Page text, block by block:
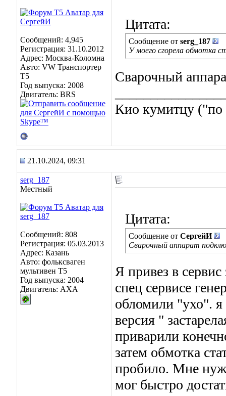
Сообщений: 4,945
Регистрация: 31.10.2012
Адрес: Москва-Коломна
Авто: VW Транспортер
Т5
Год выпуска: 2008
Двигатель: BRS
Цитата:
Сообщение от serg_187
У моего сгорела обмотка
Сварочный
Кио кумитцу ("по
21.10.2024, 09:31
serg_187
Местный
Сообщений: 808
Регистрация: 05.03.2013
Адрес: Казань
Авто: фольксваген
мультивен Т5
Год выпуска: 2004
Двигатель: АХА
Цитата:
Сообщение от СергейИ
Сварочный аппарат
Я привез в
спец сервисе
обломили "ухо". я
версия "
приварили
затем обмотка
пробило. Мне
мог быстро